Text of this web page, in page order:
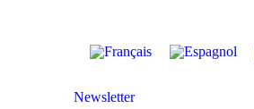
Newsletter